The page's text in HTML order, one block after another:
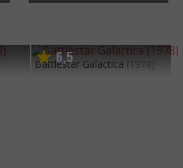
6,5
Battlestar Galactica (1978)